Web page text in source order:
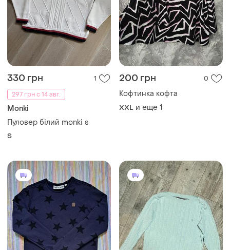
330 грн
1
297 грн с 14 авг.
Monki
Пуловер білий monki s
S
200 грн 0
Кофтинка кофта
XXL и еще 1